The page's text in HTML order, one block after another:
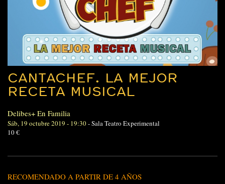
CANTACHEF. LA MEJOR
RECETA MUSICAL
Delibes+ En Familia
Sáb, 19 octubre 2019 - 19:30-Sala Teatro Experimental
10 €
RECOMENDADO A PARTIR DE 4 AÑOS